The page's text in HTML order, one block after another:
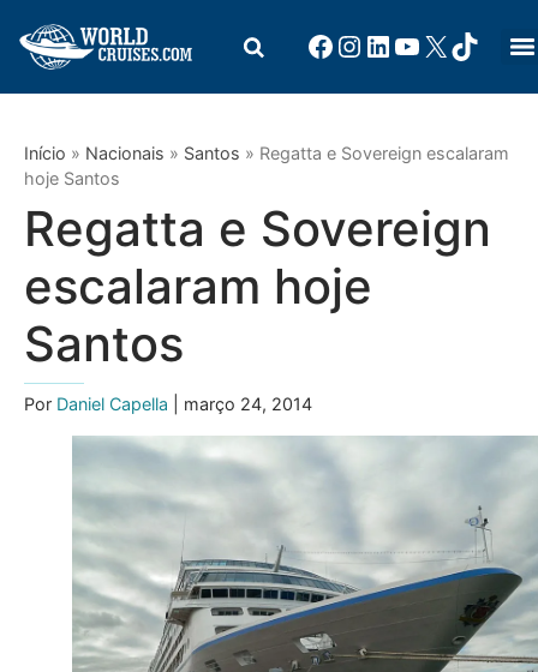
Início » Nacionais » Santos » Regatta e Sovereign escalaram
hoje Santos
Regatta e Sovereign
escalaram hoje
Santos
Por Daniel Capella | março 24, 2014